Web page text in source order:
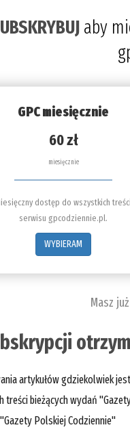
aby
GPC miesięcznie
60 zł
miesięcznie
dostęp do wszystkich treści
serwisu gpcodziennie.pl.
WYBIERAM
Masz
artykułów gdziekolwiek
treści bieżących wydań
Polskiej Codziennie"